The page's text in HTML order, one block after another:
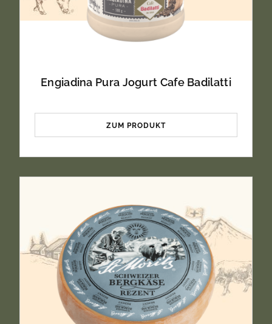
Engiadina Pura Jogurt Cafe Badilatti
ZUM PRODUKT